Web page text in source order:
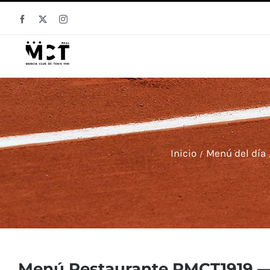
contenido
Facebook Instagram
Inicio Menú del día